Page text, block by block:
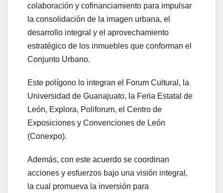
colaboración y cofinanciamiento para impulsar
la consolidación de la imagen urbana, el
desarrollo integral y el aprovechamiento
estratégico de los inmuebles que conforman el
Conjunto Urbano.
Este polígono lo integran el Forum Cultural, la
Universidad de Guanajuato, la Feria Estatal de
León, Explora, Poliforum, el Centro de
Exposiciones y Convenciones de León
(Conexpo).
Además, con este acuerdo se coordinan
acciones y esfuerzos bajo una visión integral,
la cual promueva la inversión para